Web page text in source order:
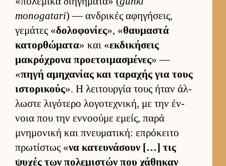
monogatari) — αν­δρικές αφηγήσεις,
γεμάτες «δολοφονίες», «θαυ­μαστά
κατορ­θώματα» και «εκ­δικήσεις
μακρόχρονα προε­τοι­μασμένες» —
«πηγή αμηχανίας και ταραχής για τους
ιστορικούς». Η λει­τουρ­γία τους ήταν άλ­
λωστε λιγότερο λογοτεχνική, με την έν­
νοια που την εν­νοούμε εμείς, παρά
μνημονική και πνευ­ματική: επρόκειτο
πρωτίστως «να κατευ­νάσουν […] τις
ψυχές των πολεμιστών που χάθηκαν